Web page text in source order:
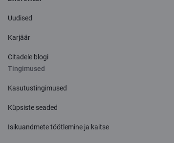
Uudised
Karjäär
Citadele blogi
Tingimused
Kasutustingimused
Küpsiste seaded
Isikuandmete töötlemine ja kaitse